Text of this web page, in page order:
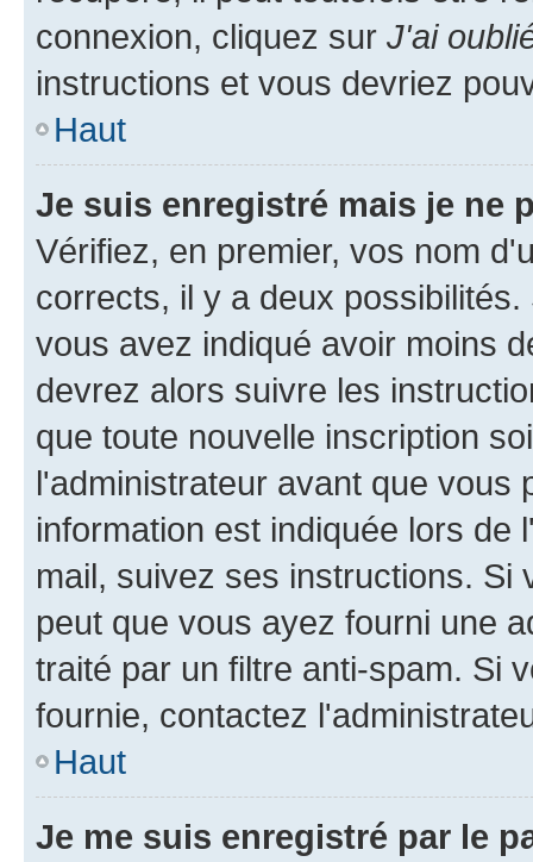
connexion, cliquez sur J'ai
instructions et vous devriez
Haut
Je suis enregistré mais je ne
Vérifiez, en premier, vos nom
corrects, il y a deux
vous avez indiqué avoir moins
devrez alors suivre les
que toute nouvelle inscription
l'administrateur avant que vous
information est indiquée lors
mail, suivez ses instructions.
peut que vous ayez fourni une
traité par un filtre anti-spam. Si
fournie, contactez
Haut
Je me suis enregistré par le